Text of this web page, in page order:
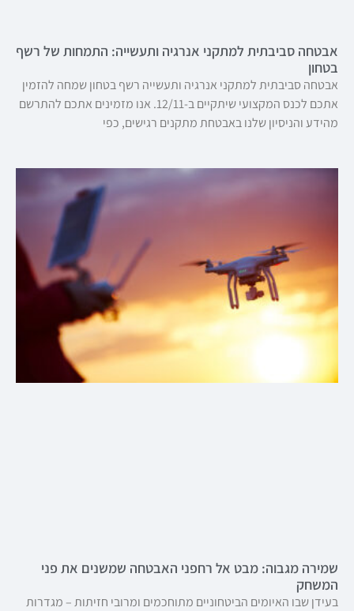
אבטחה סביבתית למתקני אנרגיה ותעשייה: התמחות של רשף
בטחון
אבטחה סביבתית למתקני אנרגיה ותעשייה רשף בטחון שמחה להזמין
אתכם לכנס המקצועי שיתקיים ב-12/11. אנו מזמינים אתכם להתרשם
מהידע והניסיון שלנו באבטחת מתקנים רגישים, כפי
שמירה מגבוה: מבט אל רחפני האבטחה שמשנים את פני
המשחק
בעידן שבו האיומים הביטחוניים מתוחכמים ומרובי חזיתות – מגדרות